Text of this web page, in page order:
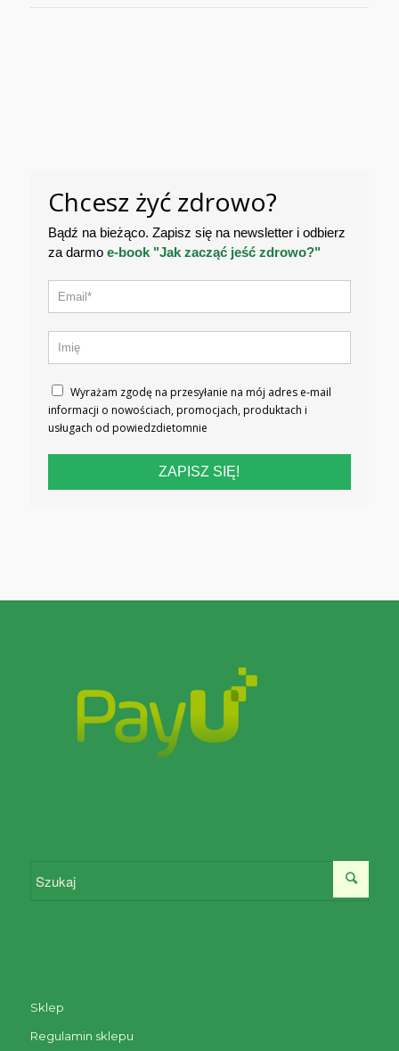
Chcesz żyć zdrowo?
Bądź na bieżąco. Zapisz się na newsletter i odbierz
za darmo e-book "Jak zacząć jeść zdrowo?"
Wyrażam zgodę na przesyłanie na mój adres e-mail
informacji o nowościach, promocjach, produktach i
usługach od powiedzdietomnie
ZAPISZ SIĘ!
Sklep
Regulamin sklepu